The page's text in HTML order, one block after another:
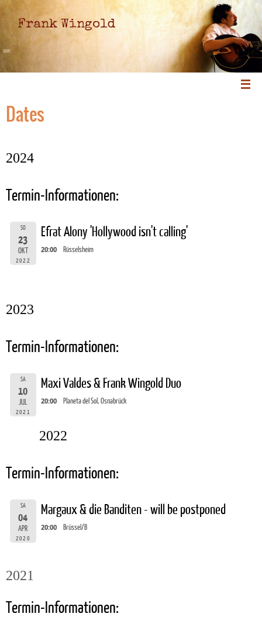
Frank Wingold
Dates
2024
Termin-Informationen:
SO
23
OKT
2022
Efrat Alony 'Hollywood isn't calling'
20:00 Rüsselsheim
2023
Termin-Informationen:
SA
10
JUL
2021
Maxi Valdes & Frank Wingold Duo
20:00 Planeta del Sol, Osnabrück
2022
Termin-Informationen:
SA
04
APR
2020
Margaux & die Banditen - will be postponed
20:00 Brüssel/B
2021
Termin-Informationen: